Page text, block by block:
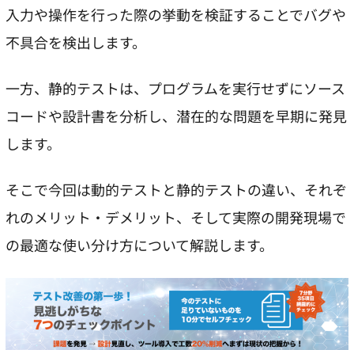
入力や操作を行った際の挙動を検証することでバグや
不具合を検出します。
一方、静的テストは、プログラムを実行せずにソース
コードや設計書を分析し、潜在的な問題を早期に発見
します。
そこで今回は動的テストと静的テストの違い、それぞ
れのメリット・デメリット、そして実際の開発現場で
の最適な使い分け方について解説します。